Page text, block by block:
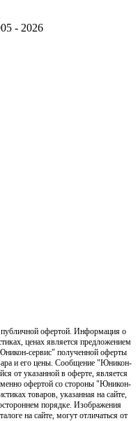
- 2026
публичной офертой. Информация о
ценах является предложением
сервис" полученной оферты
и его цены. Сообщение "Юникон-
от указанной в оферте, является
офертой со стороны "Юникон-
товаров, указанная на сайте,
порядке. Изображения
на сайте, могут отличаться от